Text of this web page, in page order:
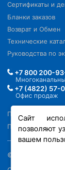
Сайт
позволяют
вашем
Сертификаты и
Бланки заказов
Возврат и Обмен
Технические
Руководства по
Политика в
Политика
+7 800 200-
+7 (4822) 57-
Офис продаж
© 2026 ООО